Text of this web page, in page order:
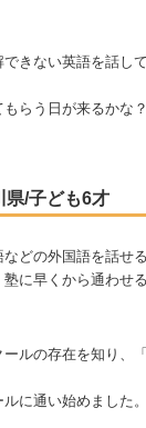
きない英語を話し
らう日が来るかな
県/子ども6才
どの外国語を話せ
に早くから通わせ
ルの存在を知り、
に通い始めました。